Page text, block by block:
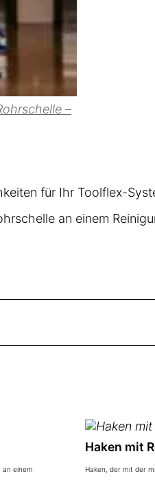
für Ihr Toolflex-
an einem
an einem
Haken mit
Haken, der mit der